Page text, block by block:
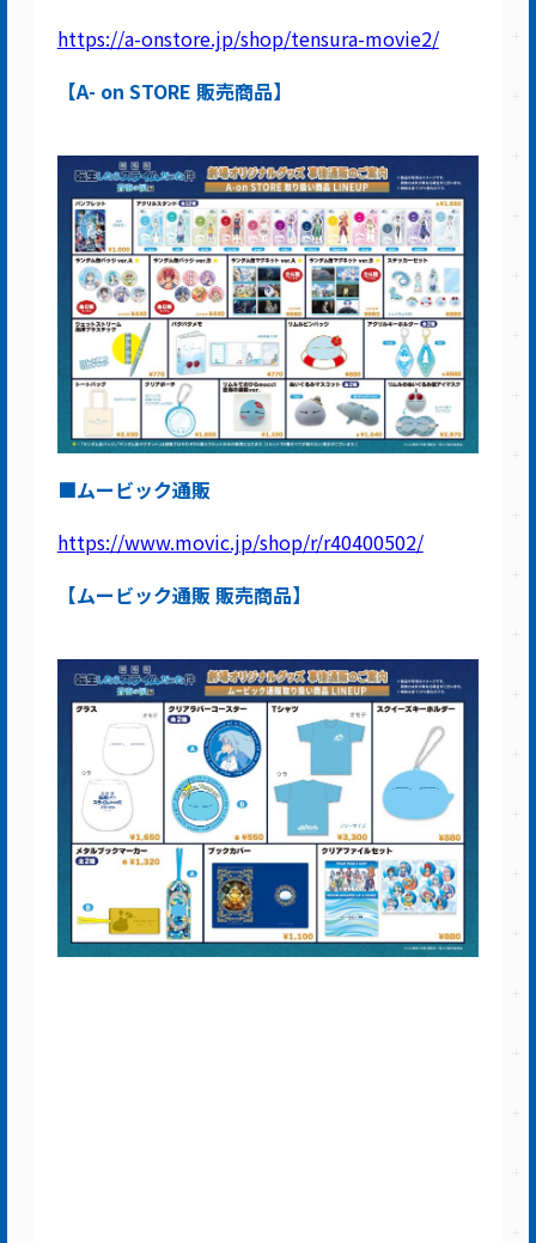
https://a-onstore.jp/shop/tensura-movie2/
【A- on STORE 販売商品】
■ムービック通販
https://www.movic.jp/shop/r/r40400502/
【ムービック通販 販売商品】